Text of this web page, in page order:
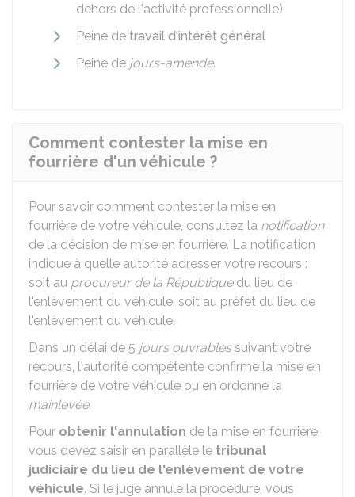
dehors de l'activité professionnelle)
Peine de travail d'intérêt général
Peine de jours-amende.
Comment contester la mise en
fourrière d'un véhicule ?
Pour savoir comment contester la mise en
fourrière de votre véhicule, consultez la notification
de la décision de mise en fourrière. La notification
indique à quelle autorité adresser votre recours :
soit au procureur de la Républiquedu lieu de
l'enlèvement du véhicule, soit au préfet du lieu de
l'enlèvement du véhicule.
Dans un délai de 5 jours ouvrablessuivant votre
recours, l'autorité compétente confirme la mise en
fourrière de votre véhicule ou en ordonne la
mainlevée.
Pour obtenir l'annulation de la mise en fourrière,
vous devez saisir en parallèle le tribunal
judiciaire du lieu de l'enlèvement de votre
véhicule. Si le juge annule la procédure, vous